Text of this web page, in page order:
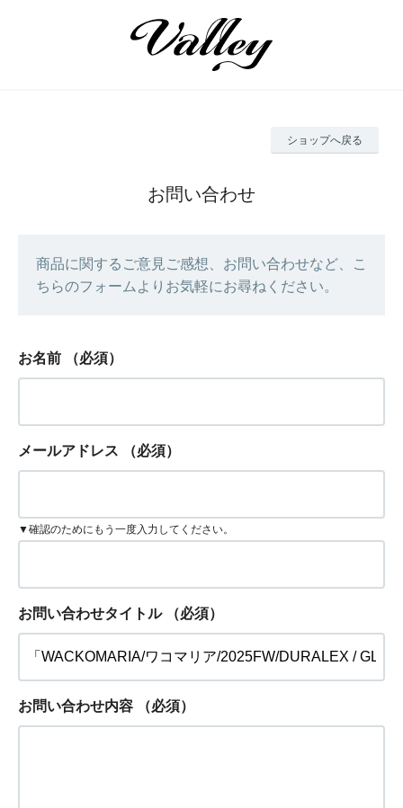
ショップへ戻る
お問い合わせ
商品に関するご意見ご感想、お問い合わせなど、こ
ちらのフォームよりお気軽にお尋ねください。
お名前 （必須）
メールアドレス （必須）
▼確認のためにもう一度入力してください。
お問い合わせタイトル （必須）
お問い合わせ内容 （必須）